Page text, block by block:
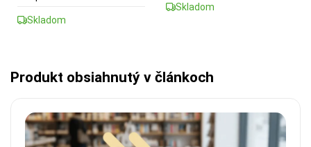
Skladom
Skladom
Produkt obsiahnutý v článkoch